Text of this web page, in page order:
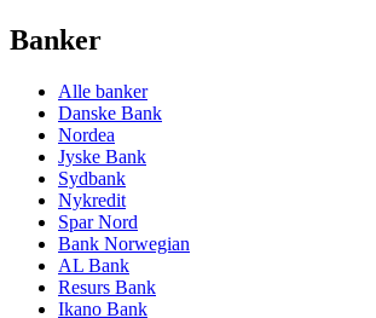
Banker
Alle banker
Danske Bank
Nordea
Jyske Bank
Sydbank
Nykredit
Spar Nord
Bank Norwegian
AL Bank
Resurs Bank
Ikano Bank